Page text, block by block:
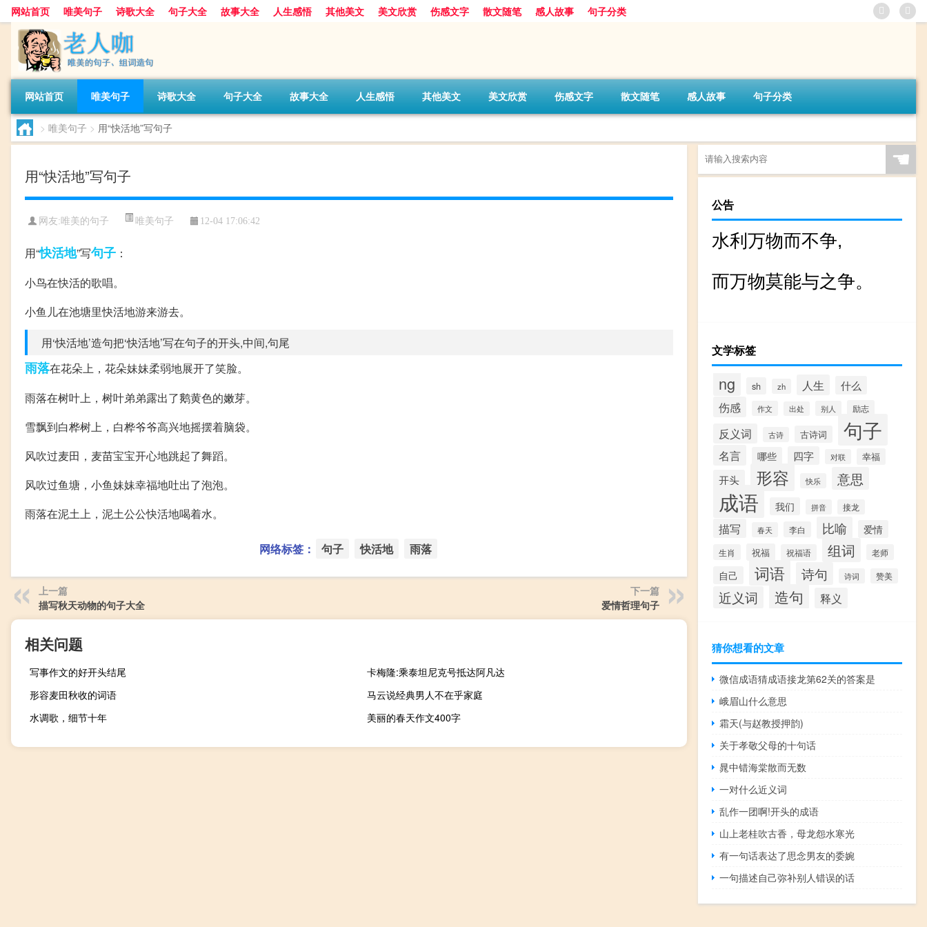
网站首页 唯美句子 诗歌大全 句子大全 故事大全 人生感悟 其他美文 美文欣赏 伤感文字 散文随笔 感人故事 句子分类
网站首页 唯美句子 诗歌大全 句子大全 故事大全 人生感悟 其他美文 美文欣赏 伤感文字 散文随笔 感人故事 句子分类
> 唯美句子 > 用“快活地”写句子
用“快活地”写句子
网友:唯美的句子 唯美句子 12-04 17:06:42
用“快活地”写句子 ：
小鸟在快活的歌唱。
小鱼儿在池塘里快活地游来游去。
用‘快活地’造句把‘快活地’写在句子的开头,中间,句尾
雨落在花朵上，花朵妹妹柔弱地展开了笑脸。
雨落在树叶上，树叶弟弟露出了鹅黄色的嫩芽。
雪飘到白桦树上，白桦爷爷高兴地摇摆着脑袋。
风吹过麦田，麦苗宝宝开心地跳起了舞蹈。
风吹过鱼塘，小鱼妹妹幸福地吐出了泡泡。
雨落在泥土上，泥土公公快活地喝着水。
网络标签： 句子 快活地 雨落
上一篇
描写秋天动物的句子大全
下一篇
爱情哲理句子
相关问题
写事作文的好开头结尾
卡梅隆:乘泰坦尼克号抵达阿凡达
形容麦田秋收的词语
马云说经典男人不在乎家庭
水调歌，细节十年
美丽的春天作文400字
☚
公告
水利万物而不争,
而万物莫能与之争。
文学标签
ng sh zh 人生 什么
伤感 作文 出处 别人 励志
反义词 古诗 古诗词 句子
名言 哪些 四字 对联 幸福
开头 形容 快乐 意思
成语 我们 拼音 接龙
描写 春天 李白 比喻 爱情
生肖 祝福 祝福语 组词 老师
自己 词语 诗句 诗词 赞美
近义词 造句 释义
猜你想看的文章
微信成语猜成语接龙第62关的答案是
峨眉山什么意思
霜天(与赵教授押韵)
关于孝敬父母的十句话
晁中错海棠散而无数
一对什么近义词
乱作一团啊!开头的成语
山上老桂吹古香，母龙怨水寒光
有一句话表达了思念男友的委婉
一句描述自己弥补别人错误的话